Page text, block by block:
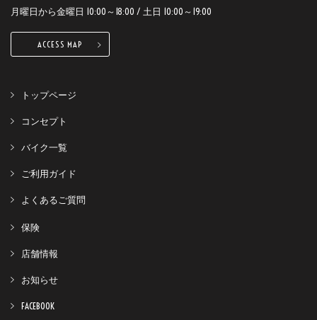
月曜日から金曜日 10:00～18:00 / 土日 10:00～19:00
ACCESS MAP
トップページ
コンセプト
バイク一覧
ご利用ガイド
よくあるご質問
保険
店舗情報
お知らせ
FACEBOOK